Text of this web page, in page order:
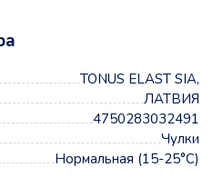
TONUS ELAST SIA,
ЛАТВИЯ
4750283032491
Чулки
Нормальная (15-25°C)